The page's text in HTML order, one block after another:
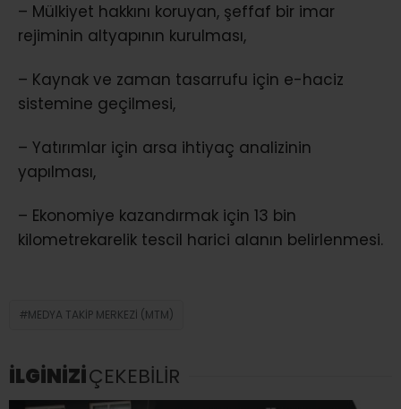
– Mülkiyet hakkını koruyan, şeffaf bir imar
rejiminin altyapının kurulması,
– Kaynak ve zaman tasarrufu için e-haciz
sistemine geçilmesi,
– Yatırımlar için arsa ihtiyaç analizinin
yapılması,
– Ekonomiye kazandırmak için 13 bin
kilometrekarelik tescil harici alanın belirlenmesi.
MEDYA TAKIP MERKEZI (MTM)
İLGİNİZİÇEKEBİLİR